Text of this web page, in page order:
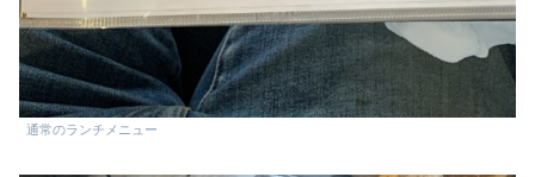
通常のランチメニュー